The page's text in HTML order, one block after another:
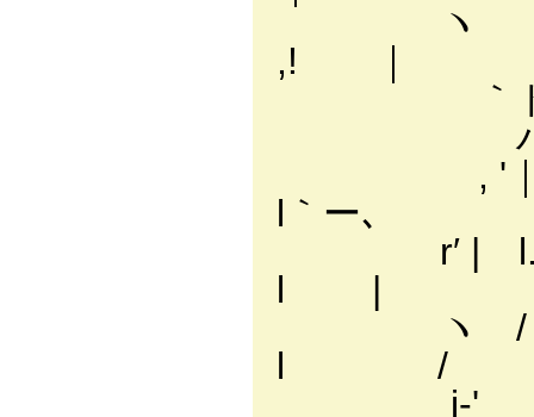
ヽ 「
,! ｜
｀ド.…
ハ'ﾆ｡ヽ
, '｜l. l
l｀ー､
r′ | l.
l |
ヽ /
l /
j-' lヽ